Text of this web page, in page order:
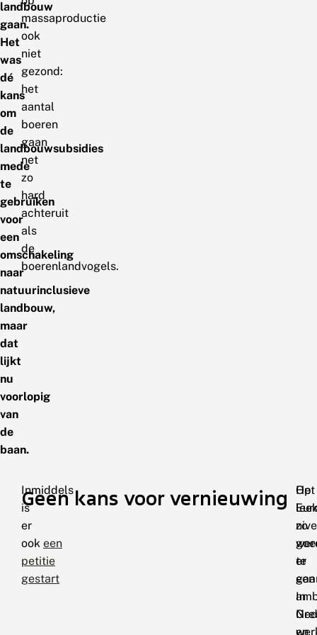
landbouw
gaan.
Het
was
dé
kans
om
de
landbouwsubsidies
mede
te
gebruiken
voor
een
omschakeling
naar
natuurinclusieve
landbouw,
maar
dat
lijkt
nu
voorlopig
van
de
baan.
massaproductie
ook
niet
gezond:
het
aantal
boeren
gaan
net
zo
hard
achteruit
als
de
boerenlandvogels.
Inmiddels
is
er
ook een
petitie
gestart
Geen kans voor vernieuwing
Het
zo
te
In
Op
er
een
en